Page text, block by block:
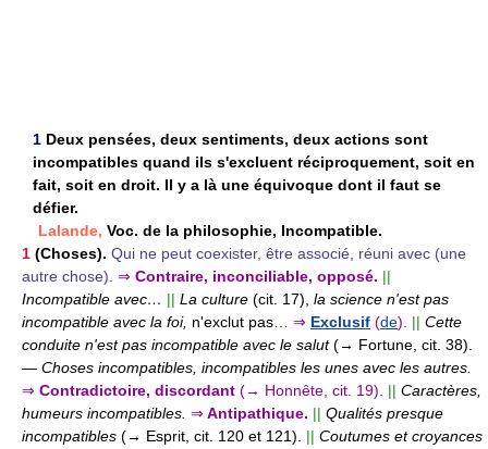
1 Deux pensées, deux sentiments, deux actions sont
incompatibles quand ils s'excluent réciproquement, soit en
fait, soit en droit. Il y a là une équivoque dont il faut se
défier.
Lalande, Voc. de la philosophie, Incompatible.
1 (Choses). Qui ne peut coexister, être associé, réuni avec (une
autre chose). ⇒ Contraire, inconciliable, opposé. ||
Incompatible avec… || La culture (cit. 17), la science n'est pas
incompatible avec la foi, n'exclut pas… ⇒ Exclusif (de). || Cette
conduite n'est pas incompatible avec le salut(→ Fortune, cit. 38).
— Choses incompatibles, incompatibles les unes avec les autres.
⇒ Contradictoire, discordant (→ Honnête, cit. 19). || Caractères,
humeurs incompatibles. ⇒ Antipathique. || Qualités presque
incompatibles (→ Esprit, cit. 120 et 121). || Coutumes et croyances